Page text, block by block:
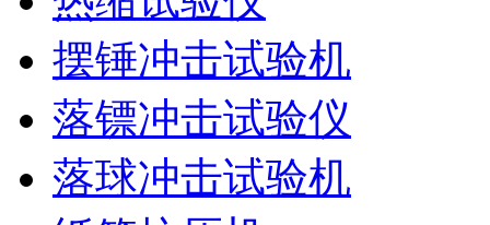
摆锤冲击试验机
落镖冲击试验仪
落球冲击试验机